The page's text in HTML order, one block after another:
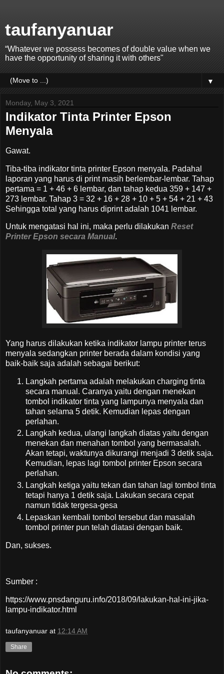
taufanyanuar
“Whatever we possess becomes of double value when we
have the opportunity of sharing it with others"
▼
Monday, May 3, 2021
Indikator Tinta Printer Epson
Menyala
Gawat.
Tiba-tiba indikator tinta printer Epson menyala. Padahal
laporan yang harus di print masih berlembar-lembar. Tahap
pertama = 1 + 46 + 6 lembar, dan tahap kedua 359 + 147 +
273 lembar. Tahap 3 = 32 + 16 + 28 + 10 + 5 + 54 + 21 + 43
Sehingga total yang harus diprint adalah 1041 lembar.
Untuk mengatasi hal ini, maka perlu dilakukan Reset
Printer Epson secara Manual.
Yang harus dilakukan ketika indikator lampu printer terus
menyala sedangkan printer berada dalam kondisi yang
baik-baik saja adalah sebagai berikut:
Langkah pertama adalah melakukan charging tinta
secara manual. Caranya yaitu dengan menekan
tombol indikator tinta yang lampunya menyala dan
tahan selama 5 detik. Kemudian lepas dengan
perlahan.
Langkah kedua, ulangi langkah diatas yaitu dengan
menekan dan menahan tombol yang bermasalah.
Akan tetapi, waktunya dikurangi menjadi 3 detik saja.
Kemudian, lepas lagi tombol printer Epson secara
perlahan.
Langkah ketiga yaitu tekan dan tahan lagi tombol tinta
tetapi hanya 1 detik saja. Lakukan secara cepat
namun tidak tergesa-gesa
Lepaskan kembali tombol tersebut dan masalah
tombol printer pun telah diatasi dengan baik.
Dan, sukses.
Sumber :
https://www.pnsdanguru.info/2018/09/lakukan-hal-ini-jika-
lampu-indikator.html
taufanyanuar at 12:14 AM
Share